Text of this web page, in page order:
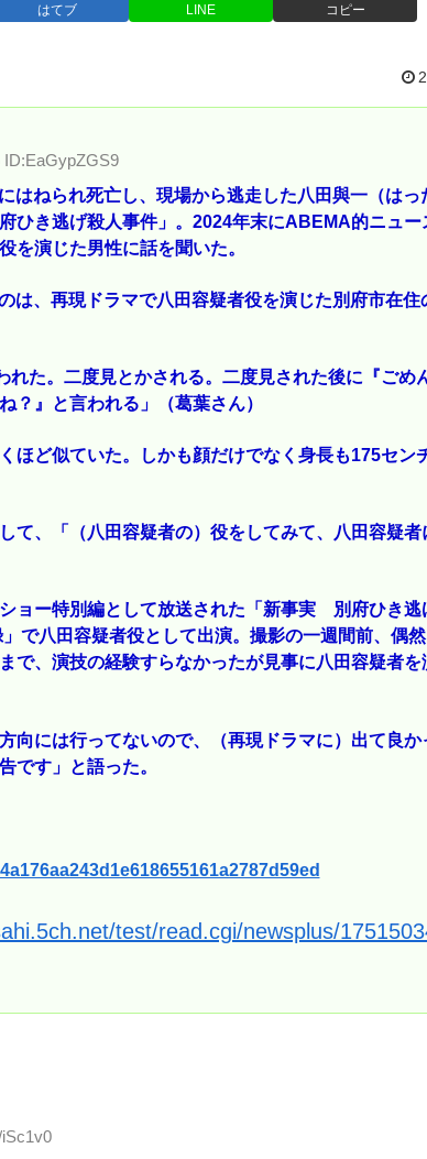
はてブ LINE コピー
ID:EaGypZGS9
はねられ死亡し、現場から逃走した八田與一（はっ
ひき逃げ殺人事件」。2024年末にABEMA的ニュー
を演じた男性に話を聞いた。
は、再現ドラマで八田容疑者役を演じた別府市在住
れた。二度見とかされる。二度見された後に『ごめ
？』と言われる」（葛葉さん）
ほど似ていた。しかも顔だけでなく身長も175セン
て、「（八田容疑者の）役をしてみて、八田容疑者
ョー特別編として放送された「新事実 別府ひき逃
で八田容疑者役として出演。撮影の一週間前、偶
で、演技の経験すらなかったが見事に八田容疑者を
向には行ってないので、（再現ドラマに）出て良か
です」と語った。
test/read.cgi/newsplus/